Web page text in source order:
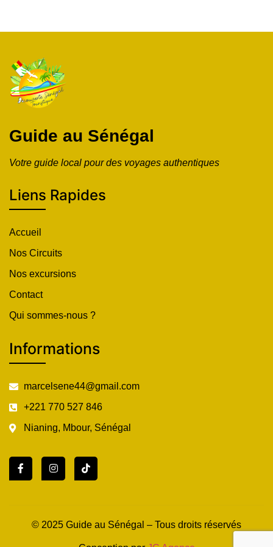
Guide au Sénégal
Votre guide local pour des voyages authentiques
Liens Rapides
Accueil
Nos Circuits
Nos excursions
Contact
Qui sommes-nous ?
Informations
marcelsene44@gmail.com
+221 770 527 846
Nianing, Mbour, Sénégal
© 2025 Guide au Sénégal – Tous droits réservés